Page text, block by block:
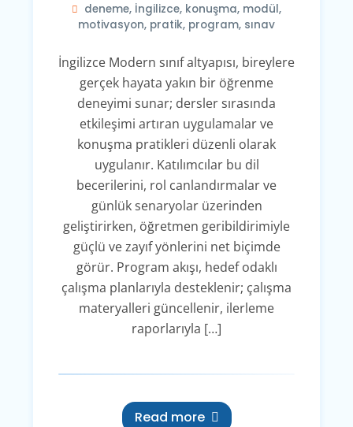
deneme, İngilizce, konuşma, modül,
motivasyon, pratik, program, sınav
İngilizce Modern sınıf altyapısı, bireylere
gerçek hayata yakın bir öğrenme
deneyimi sunar; dersler sırasında
etkileşimi artıran uygulamalar ve
konuşma pratikleri düzenli olarak
uygulanır. Katılımcılar bu dil
becerilerini, rol canlandırmalar ve
günlük senaryolar üzerinden
geliştirirken, öğretmen geribildirimiyle
güçlü ve zayıf yönlerini net biçimde
görür. Program akışı, hedef odaklı
çalışma planlarıyla desteklenir; çalışma
materyalleri güncellenir, ilerleme
raporlarıyla […]
Read more